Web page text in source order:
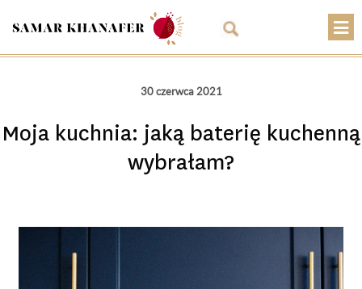
Artykuły
Warsztaty
30 czerwca 2021
Moja kuchnia: jaką baterię kuchenną
wybrałam?